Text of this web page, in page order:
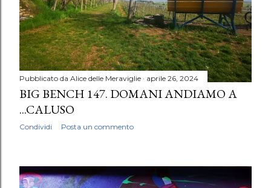
Pubblicato da Alice delle Meraviglie aprile 26, 2024
BIG BENCH 147. DOMANI ANDIAMO A
...CALUSO
Condividi Posta un commento